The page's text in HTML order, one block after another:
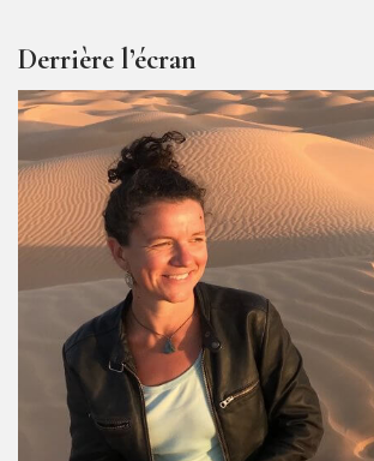
Derrière l’écran